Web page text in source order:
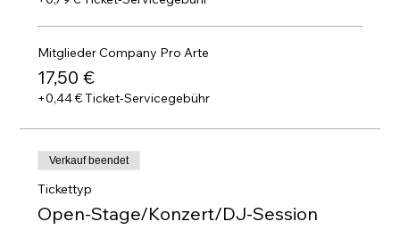
Mitglieder Company Pro Arte
17,50 €
+0,44 € Ticket-Servicegebühr
Verkauf beendet
Tickettyp
Open-Stage/Konzert/DJ-Session